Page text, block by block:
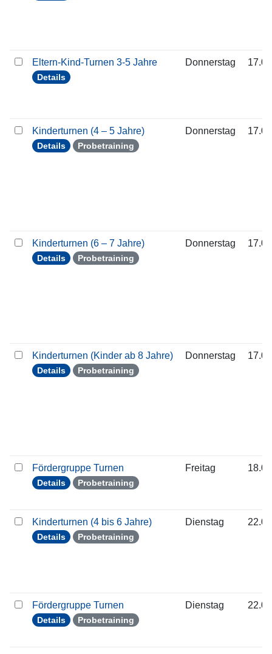
Eltern-Kind-Turnen 3-5 Jahre
Details
Donnerstag
Kinderturnen (4 – 5 Jahre)
Details Probetraining
Donnerstag
Kinderturnen (6 – 7 Jahre)
Details Probetraining
Donnerstag
Kinderturnen (Kinder ab 8 Jahre)
Details Probetraining
Donnerstag
Fördergruppe Turnen
Details Probetraining
Freitag
Kinderturnen (4 bis 6 Jahre)
Details Probetraining
Dienstag
Fördergruppe Turnen
Details Probetraining
Dienstag